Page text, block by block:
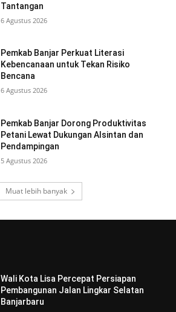
Tantangan
6 Agustus 2026
Pemkab Banjar Perkuat Literasi
Kebencanaan untuk Tekan Risiko
Bencana
6 Agustus 2026
Pemkab Banjar Dorong Produktivitas
Petani Lewat Dukungan Alsintan dan
Pendampingan
5 Agustus 2026
Muat lebih banyak
Wali Kota Lisa Percepat Persiapan
Pembangunan Jalan Lingkar Selatan
Banjarbaru